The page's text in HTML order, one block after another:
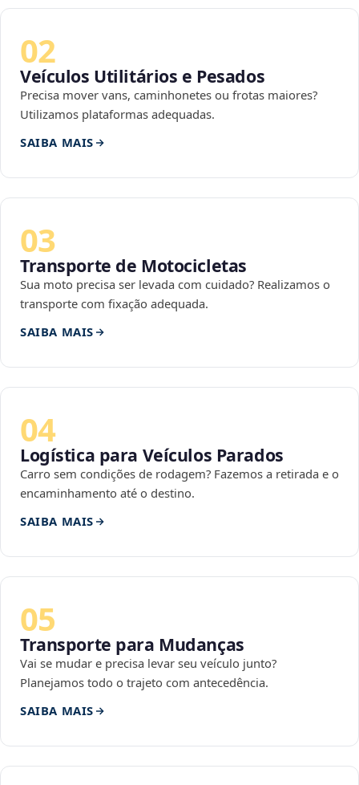
02
Veículos Utilitários e Pesados
Precisa mover vans, caminhonetes ou frotas maiores?
Utilizamos plataformas adequadas.
SAIBA MAIS
03
Transporte de Motocicletas
Sua moto precisa ser levada com cuidado? Realizamos o
transporte com fixação adequada.
SAIBA MAIS
04
Logística para Veículos Parados
Carro sem condições de rodagem? Fazemos a retirada e o
encaminhamento até o destino.
SAIBA MAIS
05
Transporte para Mudanças
Vai se mudar e precisa levar seu veículo junto?
Planejamos todo o trajeto com antecedência.
SAIBA MAIS